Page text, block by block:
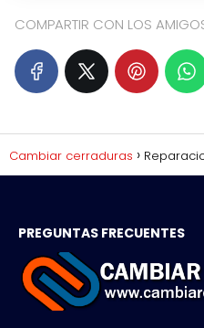
COMPARTIR CON LOS
Cambiar cerraduras
PREGUNTAS FRECUENTES